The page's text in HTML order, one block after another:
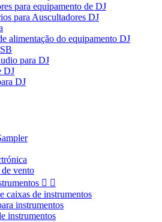
para equipamento de DJ
para Auscultadores DJ
alimentação do equipamento DJ
para DJ
DJ
DJ
vento
 
caixas de instrumentos
instrumentos
instrumentos